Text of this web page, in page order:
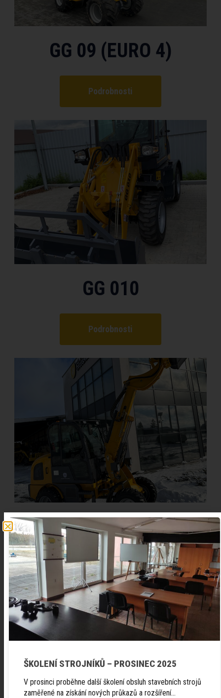
GG 09 (EURO 4)
Podrobnosti
GG 010
Podrobnosti
GG 010 TEL
Podrobnosti
ŠKOLENÍ STROJNÍKŮ – PROSINEC 2025
V prosinci proběhne další školení obsluh stavebních strojů
zaměřené na získání nových průkazů a rozšíření…